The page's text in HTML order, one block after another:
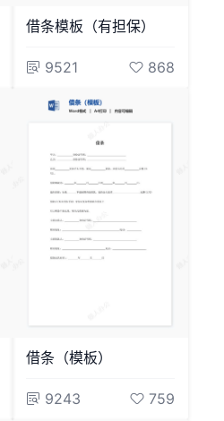
借条模板（有担保）
9521 868
借条（模板）
9243 759